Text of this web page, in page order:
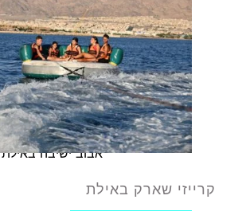
אבוב ישיבה באילת
קרייזי שארק באילת